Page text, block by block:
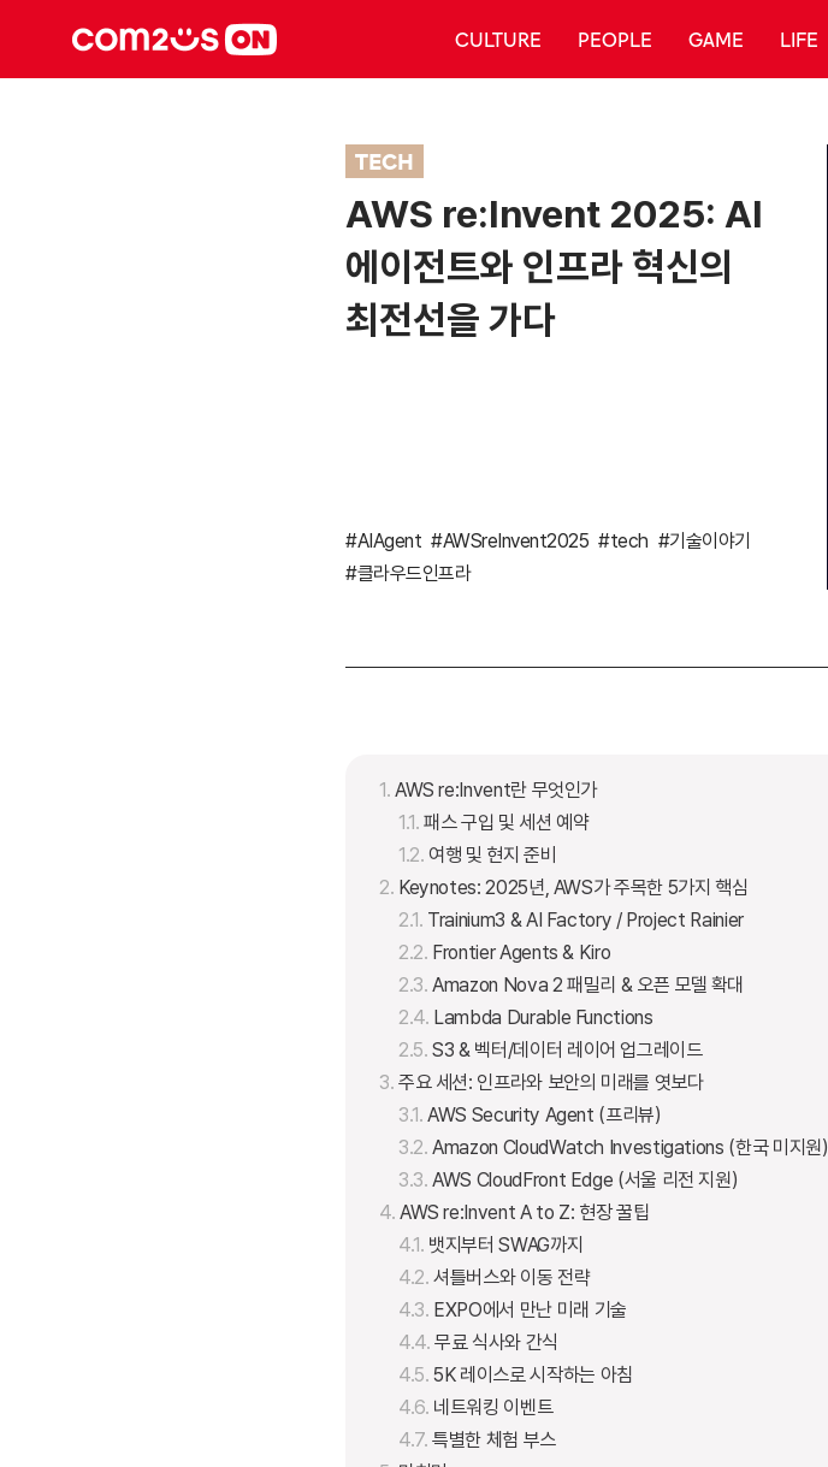
CULTURE PEOPLE GAME LIFE
TECH
AWS re:Invent 2025: AI
에이전트와 인프라 혁신의
최전선을 가다
#AIAgent #AWSreInvent2025 #tech #기술이야기
#클라우드인프라
AWS re:Invent란 무엇인가
패스 구입 및 세션 예약
여행 및 현지 준비
Keynotes: 2025년, AWS가 주목한 5가지 핵심
Trainium3 & AI Factory / Project Rainier
Frontier Agents & Kiro
Amazon Nova 2 패밀리 & 오픈 모델 확대
Lambda Durable Functions
S3 & 벡터/데이터 레이어 업그레이드
주요 세션: 인프라와 보안의 미래를 엿보다
AWS Security Agent (프리뷰)
Amazon CloudWatch Investigations (한국 미지원)
AWS CloudFront Edge (서울 리전 지원)
AWS re:Invent A to Z: 현장 꿀팁
뱃지부터 SWAG까지
셔틀버스와 이동 전략
EXPO에서 만난 미래 기술
무료 식사와 간식
5K 레이스로 시작하는 아침
네트워킹 이벤트
특별한 체험 부스